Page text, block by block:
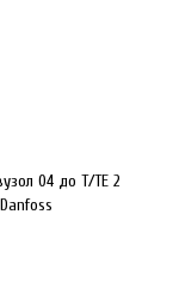
04 до Т/ТЕ 2